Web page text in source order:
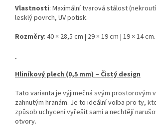
Vlastnosti: Maximální tvarová stálost
lesklý povrch, UV potisk.
Rozměry: 40 × 28,5 cm | 29 × 19 cm | 19 × 14 cm.
Hliníkový plech (0,5 mm) – Čistý design
Tato varianta je výjimečná svým prostorovým
zahnutým hranám. Je to ideální volba pro ty,
způsob uchycení vyřešit sami a nechtějí
otvory.